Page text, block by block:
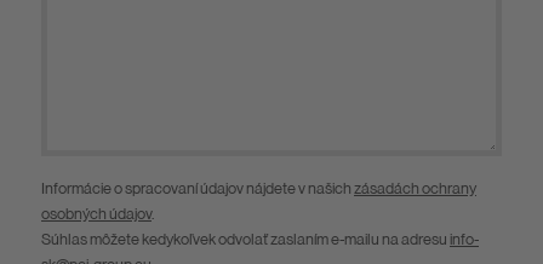
Informácie o spracovaní údajov nájdete v našich zásadách ochrany
osobných údajov.
Súhlas môžete kedykoľvek odvolať zaslaním e-mailu na adresu info-